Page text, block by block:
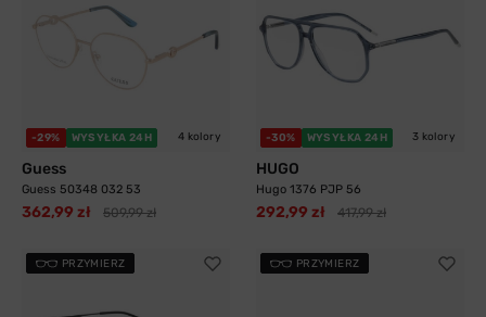
-29% WYSYŁKA 24H 4 kolory
Guess
Guess 50348 032 53
362,99 zł 509,99 zł
-30% WYSYŁKA 24H 3 kolory
HUGO
Hugo 1376 PJP 56
292,99 zł 417,99 zł
PRZYMIERZ PRZYMIERZ